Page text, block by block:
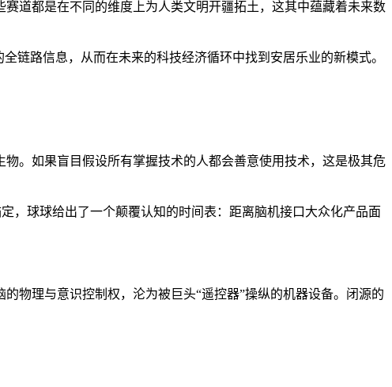
道都是在不同的维度上为人类文明开疆拓土，这其中蕴藏着未来数
链路信息，从而在未来的科技经济循环中找到安居乐业的新模式。
。如果盲目假设所有掌握技术的人都会善意使用技术，这是极其危
，球球给出了一个颠覆认知的时间表：距离脑机接口大众化产品面
物理与意识控制权，沦为被巨头“遥控器”操纵的机器设备。闭源的